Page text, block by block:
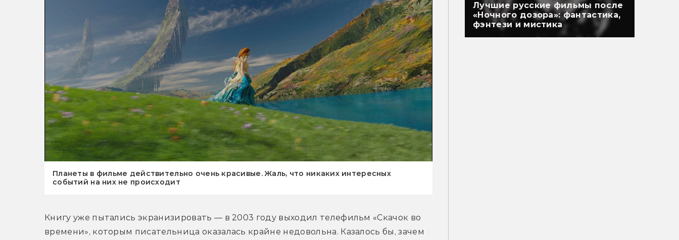
Планеты в фильме действительно очень красивые. Жаль, что никаких интересных
событий на них не происходит
Книгу уже пытались экранизировать — в 2003 году выходил телефильм «Скачок во
времени», которым писательница оказалась крайне недовольна. Казалось бы, зачем
Лучшие русские фильмы после
«Ночного дозора»: фантастика,
фэнтези и мистика